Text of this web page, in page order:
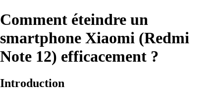
Comment éteindre un
smartphone Xiaomi (Redmi
Note 12) efficacement ?
Introduction